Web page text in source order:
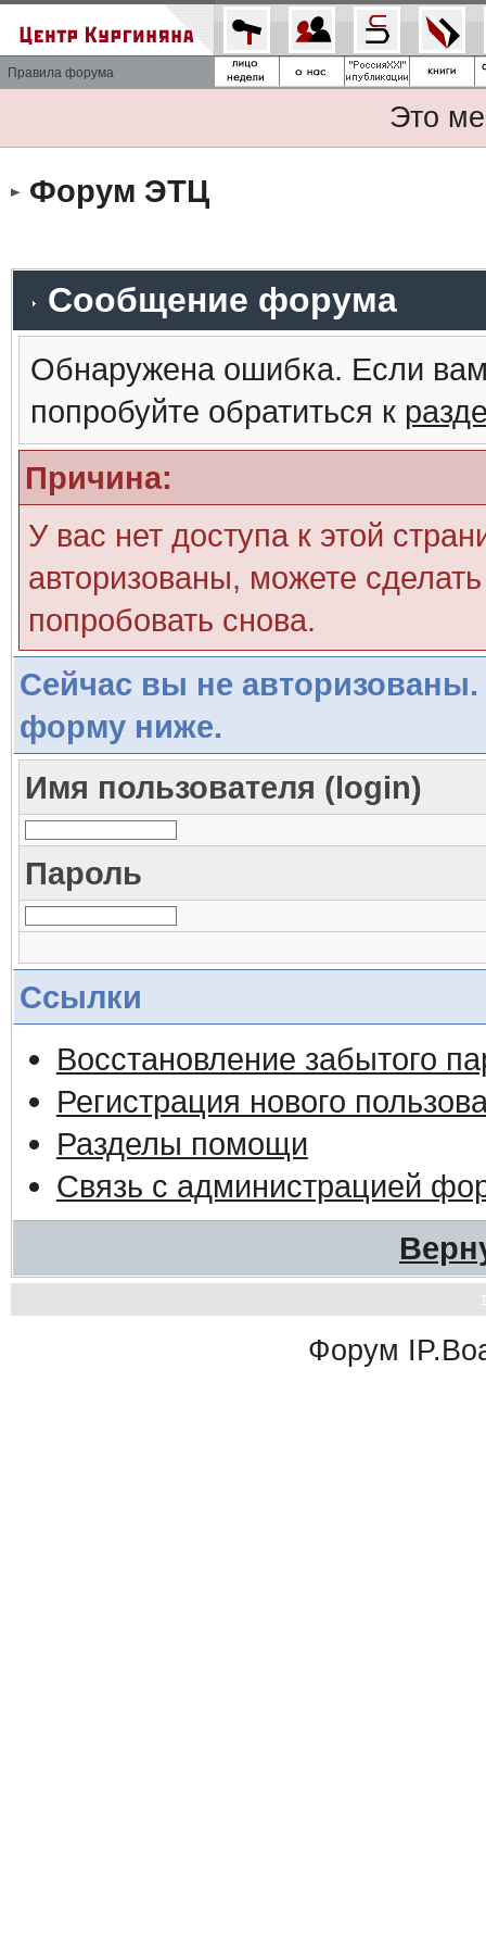
Правила форума
Это
Форум ЭТЦ
Сообщение форума
Обнаружена ошибка. Если
попробуйте обратиться к
Причина:
У вас нет доступа к этой
авторизованы, можете
попробовать снова.
Сейчас вы не авторизованы.
форму ниже.
Имя пользователя (login)
Пароль
Ссылки
Восстановление забытого
Регистрация нового
Разделы помощи
Связь с администрацией
Форум